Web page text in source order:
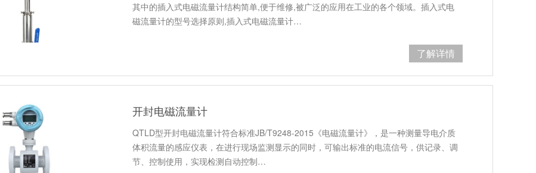
其中的插入式电磁流量计结构简单,便于维修,被广泛的应用在工业的各个领域。插入式电
磁流量计的型号选择原则,插入式电磁流量计…
了解详情
开封电磁流量计
QTLD型开封电磁流量计符合标准JB/T9248-2015《电磁流量计》，是一种测量导电介质
体积流量的感应仪表，在进行现场监测显示的同时，可输出标准的电流信号，供记录、调
节、控制使用，实现检测自动控制…